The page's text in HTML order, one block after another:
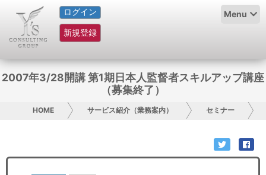
ログイン
新規登録
Menu
HOME
サービス紹介
コラム
お問い合わせ
2007年3/28開講 第1期日本人監督者スキルアップ講座
（募集終了）
HOME サービス紹介（業務案内） セミナー